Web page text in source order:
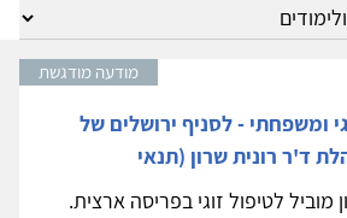
מודעה מודגשת
ומשפחתי - לסניף ירושלים של
ד'ר רונית שרון (תנאי
מוביל לטיפול זוגי בפריסה ארצית.